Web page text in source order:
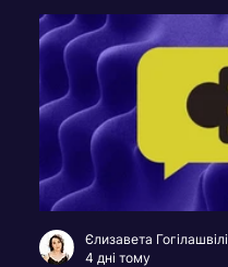
Єлизавета Гогілашвілі
4 дні тому